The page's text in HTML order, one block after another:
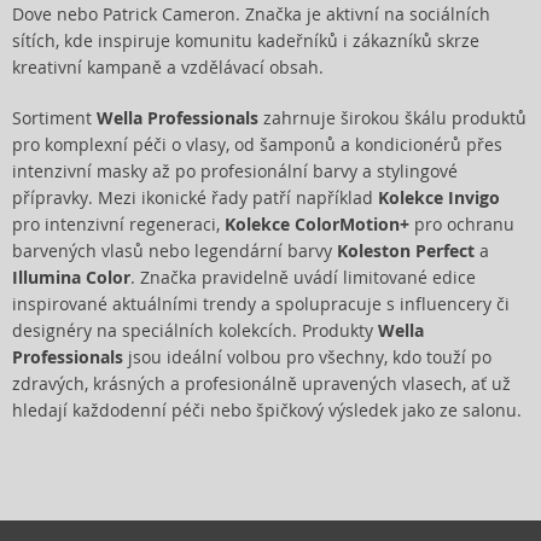
Dove nebo Patrick Cameron. Značka je aktivní na sociálních
sítích, kde inspiruje komunitu kadeřníků i zákazníků skrze
kreativní kampaně a vzdělávací obsah.
Sortiment Wella Professionals zahrnuje širokou škálu produktů
pro komplexní péči o vlasy, od šamponů a kondicionérů přes
intenzivní masky až po profesionální barvy a stylingové
přípravky. Mezi ikonické řady patří například Kolekce Invigo
pro intenzivní regeneraci, Kolekce ColorMotion+ pro ochranu
barvených vlasů nebo legendární barvy Koleston Perfect a
Illumina Color. Značka pravidelně uvádí limitované edice
inspirované aktuálními trendy a spolupracuje s influencery či
designéry na speciálních kolekcích. Produkty Wella
Professionals jsou ideální volbou pro všechny, kdo touží po
zdravých, krásných a profesionálně upravených vlasech, ať už
hledají každodenní péči nebo špičkový výsledek jako ze salonu.